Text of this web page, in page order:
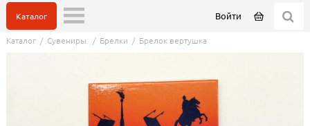
Войти
Каталог
Каталог/ Сувениры / Брелки / Брелок вертушка